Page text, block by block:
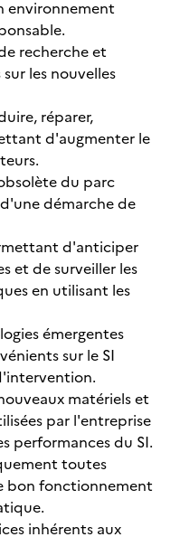
environnement
recherche et
les nouvelles
réparer,
d'augmenter le
du parc
démarche de
d'anticiper
et de surveiller les
en utilisant les
émergentes
sur le SI
matériels et
par l'entreprise
performances du SI.
toutes
bon fonctionnement
inhérents aux